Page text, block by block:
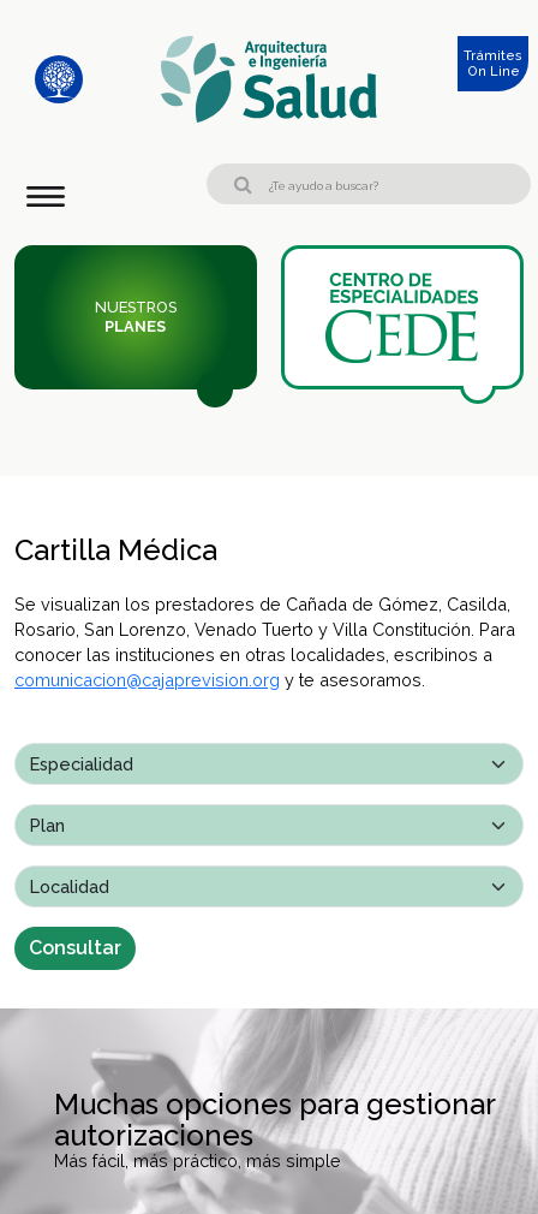
Trámites
On Line
NUESTROS
PLANES
Cartilla Médica
Se visualizan los prestadores de Cañada de Gómez, Casilda,
Rosario, San Lorenzo, Venado Tuerto y Villa Constitución. Para
conocer las instituciones en otras localidades, escribinos a
comunicacion@cajaprevision.org y te asesoramos.
Consultar
Muchas opciones para gestionar
autorizaciones
Más fácil, más práctico, más simple